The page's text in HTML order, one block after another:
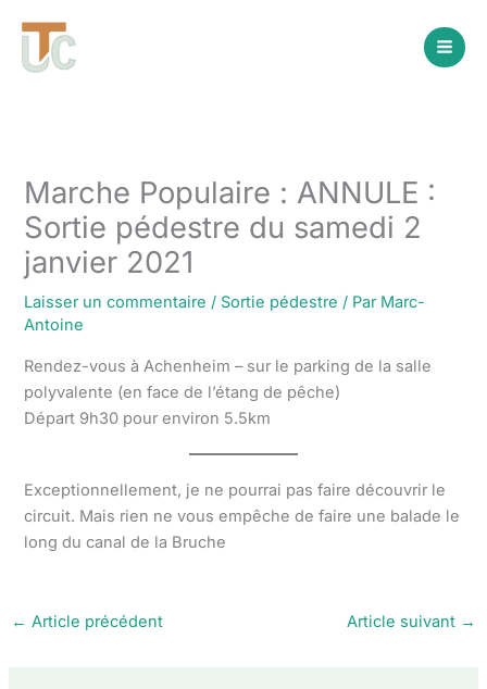
contenu
Marche Populaire : ANNULE :
Sortie pédestre du samedi 2
janvier 2021
Laisser un commentaire / Sortie pédestre / Par Marc-
Antoine
Rendez-vous à Achenheim – sur le parking de la salle
polyvalente (en face de l’étang de pêche)
Départ 9h30 pour environ 5.5km
Exceptionnellement, je ne pourrai pas faire découvrir le
circuit. Mais rien ne vous empêche de faire une balade le
long du canal de la Bruche
← Article précédent Article suivant →